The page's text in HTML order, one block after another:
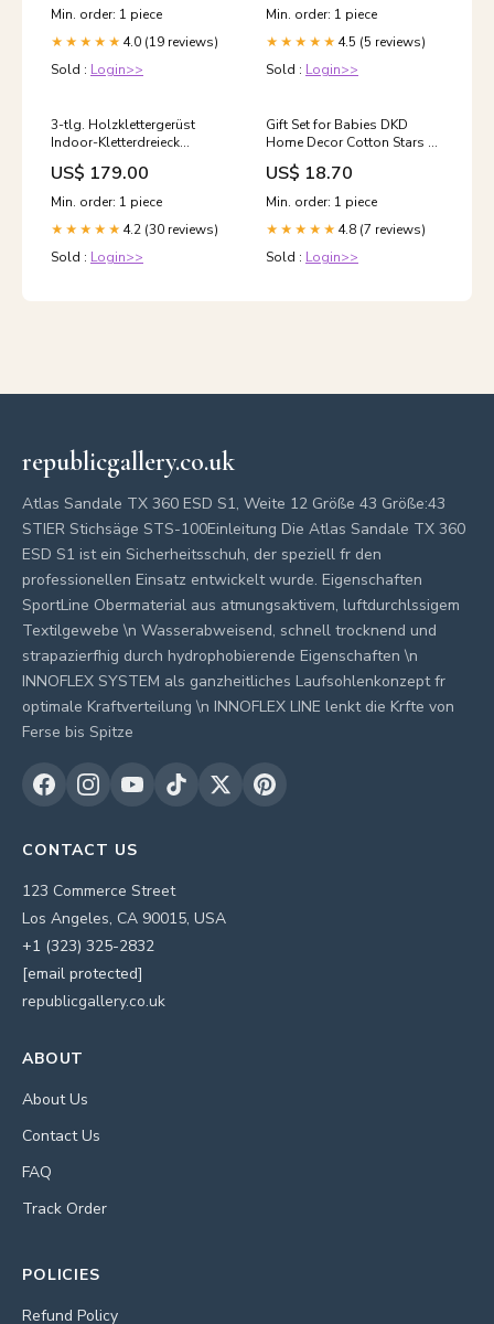
Min. order: 1 piece
★★★★★ 4.0 (19 reviews)
Sold : Login>>
Min. order: 1 piece
★★★★★ 4.5 (5 reviews)
Sold : Login>>
3-tlg. Holzklettergerüst
Indoor-Kletterdreieck
Schaukel Kletterbogen
Samsung CLX 6260ND
Premium Line
US$ 179.00
Min. order: 1 piece
★★★★★ 4.2 (30 reviews)
Sold : Login>>
Gift Set for Babies DKD
Home Decor Cotton Stars 0-
6 Months category-
reference-3230
US$ 18.70
Min. order: 1 piece
★★★★★ 4.8 (7 reviews)
Sold : Login>>
republicgallery.co.uk
Atlas Sandale TX 360 ESD S1, Weite 12 Größe 43 Größe:43
STIER Stichsäge STS-100Einleitung Die Atlas Sandale TX 360
ESD S1 ist ein Sicherheitsschuh, der speziell fr den
professionellen Einsatz entwickelt wurde. Eigenschaften
SportLine Obermaterial aus atmungsaktivem, luftdurchlssigem
Textilgewebe \n Wasserabweisend, schnell trocknend und
strapazierfhig durch hydrophobierende Eigenschaften \n
INNOFLEX SYSTEM als ganzheitliches Laufsohlenkonzept fr
optimale Kraftverteilung \n INNOFLEX LINE lenkt die Krfte von
Ferse bis Spitze
CONTACT US
123 Commerce Street
Los Angeles, CA 90015, USA
+1 (323) 325-2832
[email protected]
republicgallery.co.uk
ABOUT
About Us
Contact Us
FAQ
Track Order
POLICIES
Refund Policy